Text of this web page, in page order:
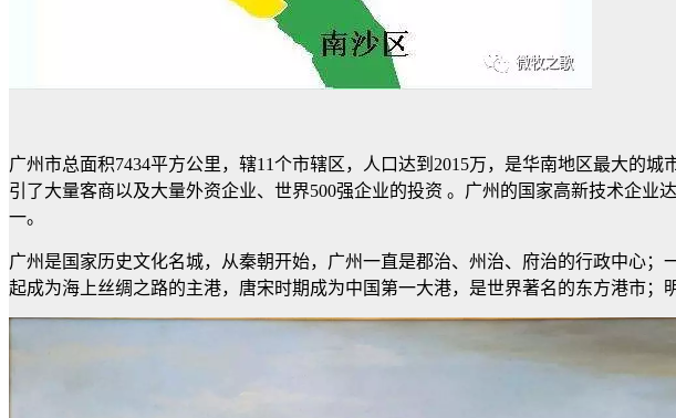
广州市总面积7434平方公里，辖11个市辖区，人口达到2015万，是华南地区最大的
引了大量客商以及大量外资企业、世界500强企业的投资 。广州的国家高新技术企
一。
广州是国家历史文化名城，从秦朝开始，广州一直是郡治、州治、府治的行政中心
起成为海上丝绸之路的主港，唐宋时期成为中国第一大港，是世界著名的东方港市；